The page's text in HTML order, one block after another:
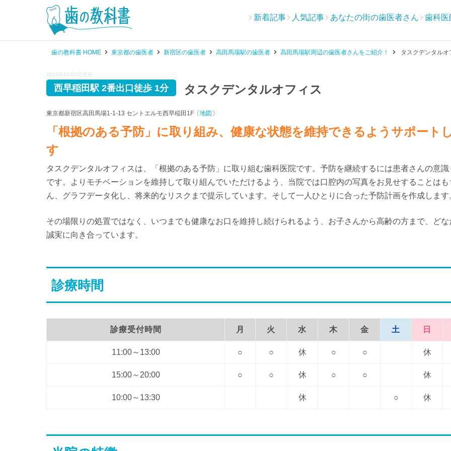
新着記事 人気記事 あなたの街の歯医者さん 歯科医
歯の教科書 HOME 東京都の歯医者 新宿区の歯医者 高田馬場駅の歯医者 高田馬場駅周辺の歯医者さんをご紹介！ タスクデンタルオ
2023年10月2日更新
タスクデンタルオフィス
西早稲田駅 2番出口徒歩 1分
東京都新宿区高田馬場1-1-13 セントエルモ西早稲田1F〔地図 〕
「根拠のある予防」に取り組み、健康な状態を維持できるようサポート
す
タスクデンタルオフィスは、「根拠のある予防」に取り組む歯科医院です。予防を継続するには患者さんの意識
です。よりモチベーションを維持して取り組んでいただけるよう、当院では口腔内の写真をお見せすることはも
ん、グラフデータ化し、将来的なリスクまで提示しています。そして一人ひとりに合った予防計画を作成します
その場限りの処置ではなく、いつまでも健康なお口を維持し続けられるよう、お子さんから高齢の方まで、どな
誠実に向き合っています。
診療時間
診療受付時間 月 火 水 木 金 土 日
11:00～13:00 ○ ○ 休 ○ ○ 休
15:00～20:00 ○ ○ 休 ○ ○ 休
10:00～13:30 休 ○ 休